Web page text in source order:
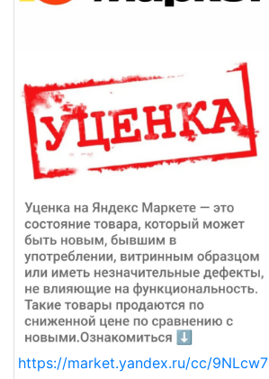
https://market.yandex.ru/cc/9NLcw7